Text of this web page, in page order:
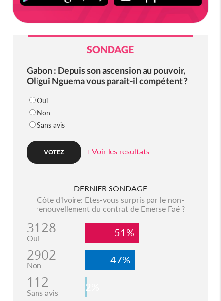
SONDAGE
Gabon : Depuis son ascension au pouvoir,
Oligui Nguema vous parait-il compétent ?
Oui
Non
Sans avis
+ Voir les resultats
DERNIER SONDAGE
Côte d'Ivoire: Etes-vous surpris par le non-
renouvellement du contrat de Emerse Faé ?
3128
Oui 51%
2902
Non 47%
112
Sans avis 2%